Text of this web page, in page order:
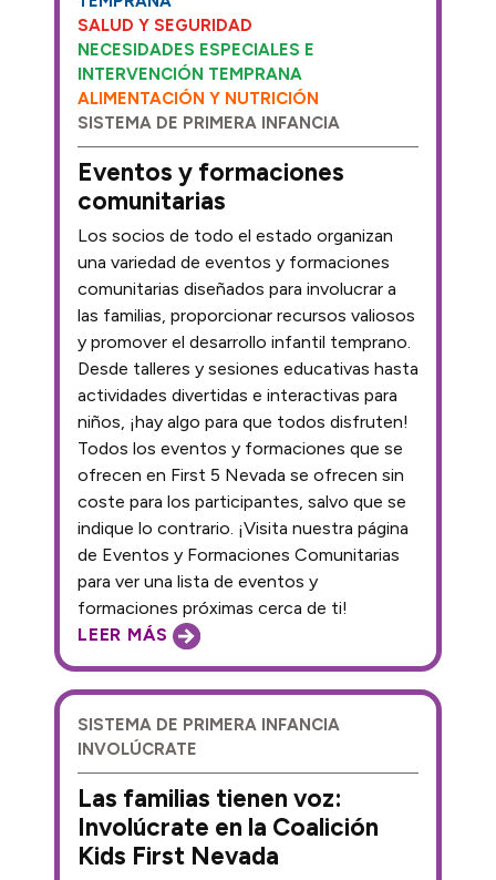
SALUD Y SEGURIDAD
NECESIDADES ESPECIALES E
INTERVENCIÓN TEMPRANA
ALIMENTACIÓN Y NUTRICIÓN
SISTEMA DE PRIMERA INFANCIA
Eventos y formaciones
comunitarias
LEER MÁS
Los socios de todo el estado organizan
una variedad de eventos y formaciones
comunitarias diseñados para involucrar a
las familias, proporcionar recursos valiosos
y promover el desarrollo infantil temprano.
Desde talleres y sesiones educativas hasta
actividades divertidas e interactivas para
niños, ¡hay algo para que todos disfruten!
Todos los eventos y formaciones que se
ofrecen en First 5 Nevada se ofrecen sin
coste para los participantes, salvo que se
indique lo contrario. ¡Visita nuestra página
de Eventos y Formaciones Comunitarias
para ver una lista de eventos y
formaciones próximas cerca de ti!
SISTEMA DE PRIMERA INFANCIA
INVOLÚCRATE
Las familias tienen voz:
Involúcrate en la Coalición
Kids First Nevada